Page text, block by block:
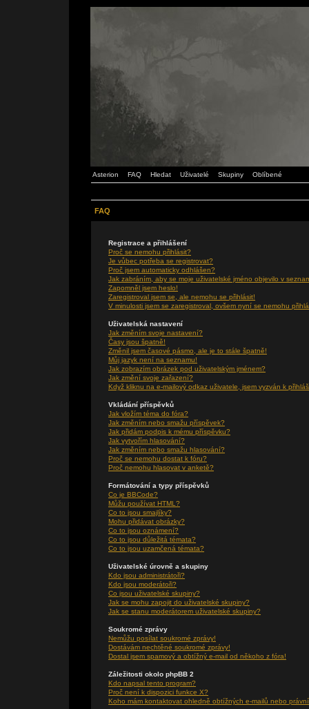
Asterion FAQ Hledat Uživatelé Skupiny Oblíbené
FAQ
Registrace a přihlášení
Proč se nemohu přihlásit?
Je vůbec potřeba se registrovat?
Proč jsem automaticky odhlášen?
Jak zabráním, aby se moje uživatelské jméno objevilo v
Zapomněl jsem heslo!
Zaregistroval jsem se, ale nemohu se přihlásit!
V minulosti jsem se zaregistroval, ovšem nyní se nemohu
Uživatelská nastavení
Jak změním svoje nastavení?
Časy jsou špatně!
Změnil jsem časové pásmo, ale je to stále špatně!
Můj jazyk není na seznamu!
Jak zobrazím obrázek pod uživatelským jménem?
Jak změní svoje zařazení?
Když kliknu na e-mailový odkaz uživatele, jsem vyzván k
Vkládání příspěvků
Jak vložím téma do fóra?
Jak změním nebo smažu příspěvek?
Jak přidám podpis k mému příspěvku?
Jak vytvořím hlasování?
Jak změním nebo smažu hlasování?
Proč se nemohu dostat k fóru?
Proč nemohu hlasovat v anketě?
Formátování a typy příspěvků
Co je BBCode?
Můžu používat HTML?
Co to jsou smajlíky?
Mohu přidávat obrázky?
Co to jsou oznámení?
Co to jsou důležitá témata?
Co to jsou uzamčená témata?
Uživatelské úrovně a skupiny
Kdo jsou administrátoři?
Kdo jsou moderátoři?
Co jsou uživatelské skupiny?
Jak se mohu zapojit do uživatelské skupiny?
Jak se stanu moderátorem uživatelské skupiny?
Soukromé zprávy
Nemůžu posílat soukromé zprávy!
Dostávám nechtěné soukromé zprávy!
Dostal jsem spamový a obtížný e-mail od někoho z fóra!
Záležitosti okolo phpBB 2
Kdo napsal tento program?
Proč není k dispozici funkce X?
Koho mám kontaktovat ohledně obtížných e-mailů nebo